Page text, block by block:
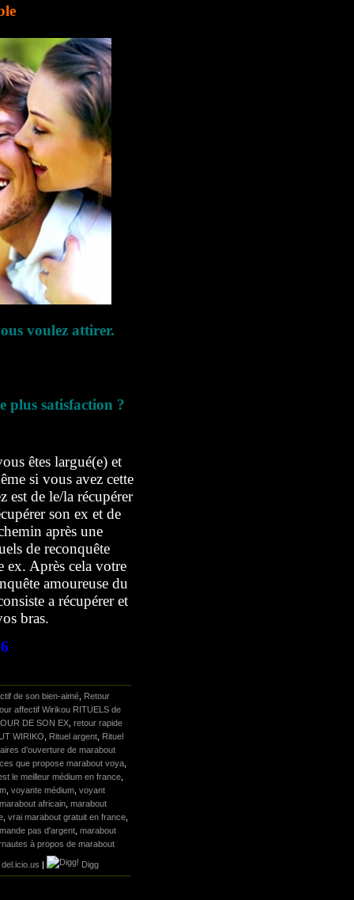
voulez attirer.
plus satisfaction ?
êtes largué(e) et
si vous avez cette
est de le/la récupérer
son ex et de
après une
de reconquête
ex. Après cela votre
amoureuse du
a récupérer et
bras.
de son bien-aimé Retour
affectif Wirikou RITUELS de
DE SON EX retour rapide
WIRIKO
Rituel argent Rituel
d’ouverture de marabout
que propose marabout voya
le meilleur médium en france
voyante médium voyant
marabout africain marabout
vrai marabout gratuit en france
pas d'argent marabout
à propos de marabout
| Digg